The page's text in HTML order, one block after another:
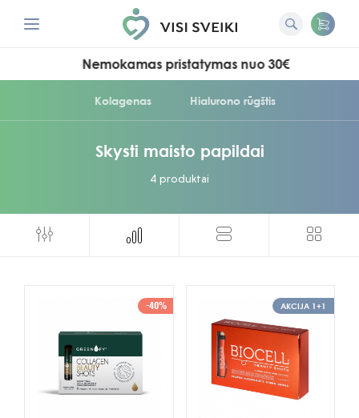
Nemokamas pristatymas nuo 30€
Kolagenas Hialurono rūgštis
Skysti maisto papildai
4 produktai
-40% AKCIJA 1+1